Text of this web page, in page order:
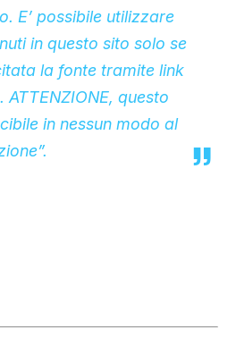
E’ possibile utilizzare
in questo sito solo se
la fonte tramite link
questo
in nessun modo al